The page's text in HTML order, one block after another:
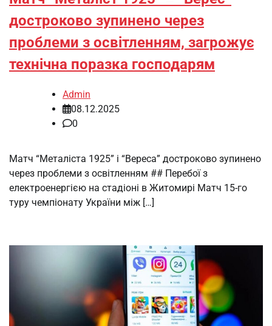
достроково зупинено через
проблеми з освітленням, загрожує
технічна поразка господарям
Admin
08.12.2025
0
Матч “Металіста 1925” і “Вереса” достроково зупинено
через проблеми з освітленням ## Перебої з
електроенергією на стадіоні в Житомирі Матч 15-го
туру чемпіонату України між […]